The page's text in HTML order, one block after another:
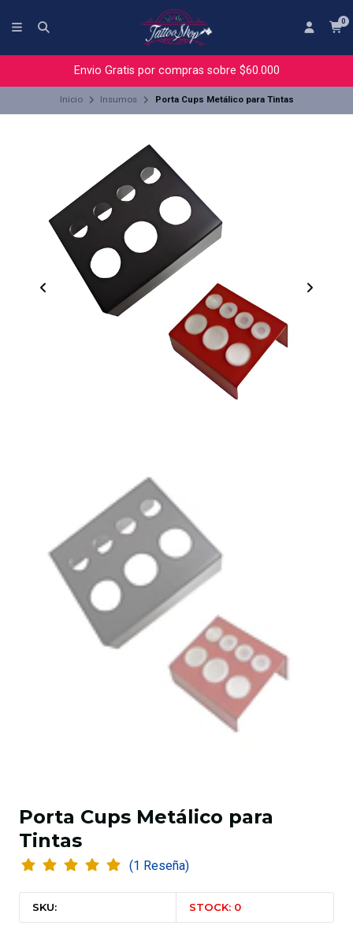
0
Envio Gratis por compras sobre $60.000
Inicio Insumos Porta Cups Metálico para Tintas
Porta Cups Metálico para
Tintas
(1 Reseña)
SKU: STOCK: 0